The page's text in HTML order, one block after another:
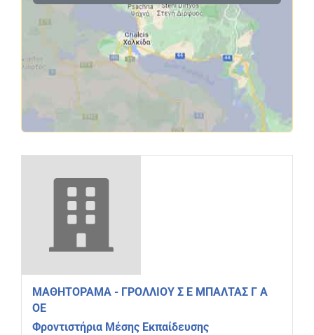
ΜΑΘΗΤΟΡΑΜΑ - ΓΡΟΛΛΙΟΥ Σ Ε ΜΠΑΛΤΑΣ Γ Α
ΟΕ
Φροντιστήρια Μέσης Εκπαίδευσης